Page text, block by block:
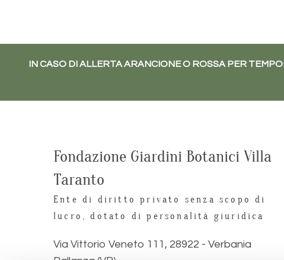
IN CASO DI ALLERTA ARANCIONE O ROSSA PER
Fondazione Giardini Botanici Villa
Taranto
Ente di diritto privato senza scopo di
lucro, dotato di personalità giuridica
Via Vittorio Veneto 111, 28922 - Verbania